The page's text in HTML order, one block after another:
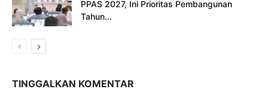
PPAS 2027, Ini Prioritas Pembangunan
Tahun...
TINGGALKAN KOMENTAR